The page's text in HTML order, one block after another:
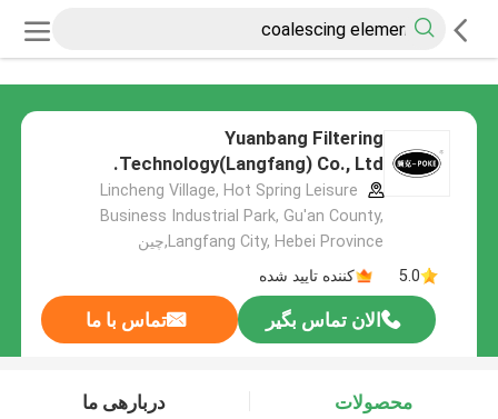
Yuanbang Filtering
Technology(Langfang) Co., Ltd.
Lincheng Village, Hot Spring Leisure
Business Industrial Park, Gu'an County,
Langfang City, Hebei Province,چین
5.0
کننده تایید شده
الان تماس بگیر تماس با ما
محصولات دربارهی ما